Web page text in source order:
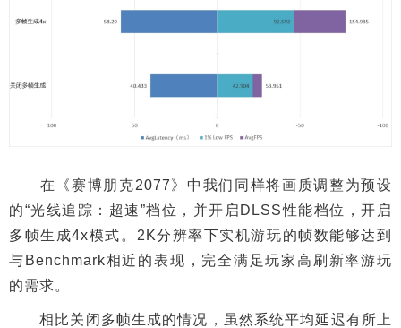
在《赛博朋克2077》中我们同样将画质调整为预设
的“光线追踪：超速”档位，并开启DLSS性能档位，开启
多帧生成4x模式。2K分辨率下实机游玩的帧数能够达到
与Benchmark相近的表现，完全满足玩家高刷新率游玩
的需求。
相比关闭多帧生成的情况，虽然系统平均延迟有所上